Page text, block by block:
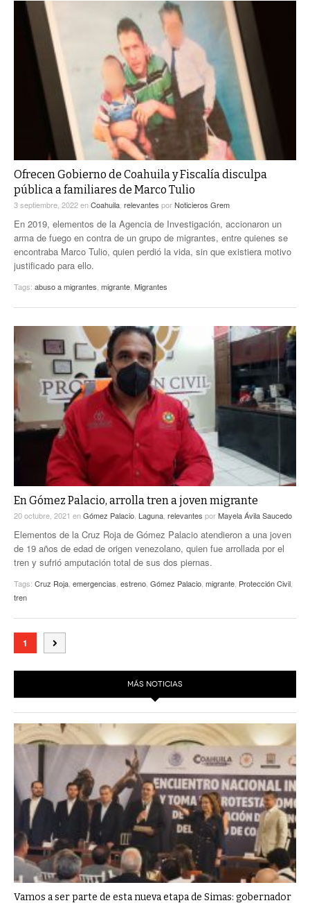
Ofrecen Gobierno de Coahuila y Fiscalía disculpa
pública a familiares de Marco Tulio
3 septiembre, 2022enCoahuila, relevantes porNoticieros Grem
En 2019, elementos de la Agencia de Investigación, accionaron un
arma de fuego en contra de un grupo de migrantes, entre quienes se
encontraba Marco Tulio, quien perdió la vida, sin que existiera motivo
justificado para ello.
Tags: abuso a migrantes, migrante, Migrantes
En Gómez Palacio, arrolla tren a joven migrante
20 octubre, 2021 enGómez Palacio Laguna relevantes porMayela Ávila Saucedo
Elementos de la Cruz Roja de Gómez Palacio atendieron a una joven
de 19 años de edad de origen venezolano, quien fue arrollada por el
tren y sufrió amputación total de sus dos piernas.
Tags: Cruz Roja emergencias estreno Gómez Palacio migrante Protección Civil
tren
1
MÁS NOTICIAS
Vamos a ser parte de esta nueva etapa de Simas: gobernador